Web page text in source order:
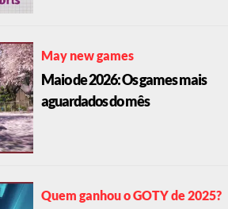
May new games
Maio de 2026: Os games mais
aguardados do mês
Quem ganhou o GOTY de 2025?